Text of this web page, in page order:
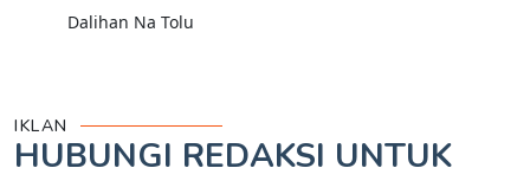
Dalihan Na Tolu
IKLAN
HUBUNGI REDAKSI UNTUK